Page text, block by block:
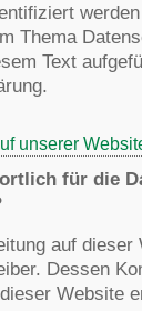
Thema
Text
unserer
für die
auf
Dessen
Website